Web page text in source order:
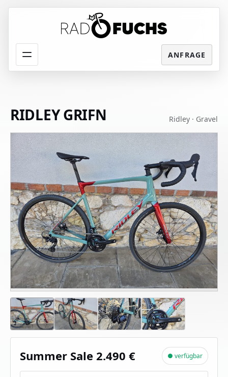
Menü
RIDLEY GRIFN Ridley · Gravel
Summer Sale 2.490 € ● verfügbar